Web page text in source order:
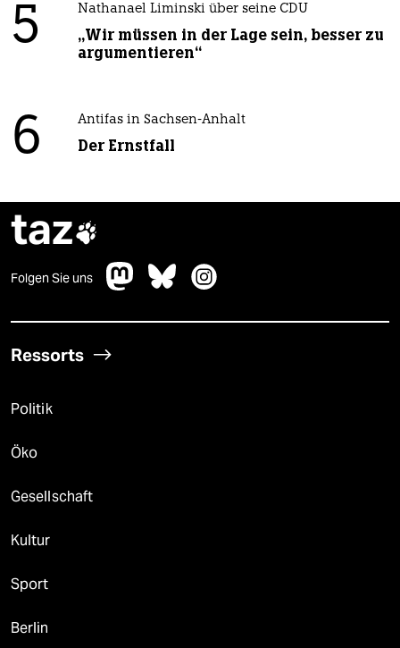
5 Nathanael Liminski über seine CDU
„Wir müssen in der Lage sein, besser zu
argumentieren“
6 Antifas in Sachsen-Anhalt
Der Ernstfall
taz
Folgen Sie uns
Ressorts
Politik
Öko
Gesellschaft
Kultur
Sport
Berlin